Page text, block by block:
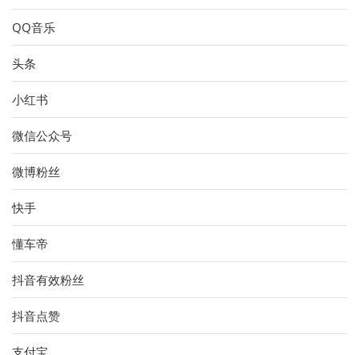
QQ音乐
头条
小红书
微信公众号
微博粉丝
快手
懂车帝
抖音有效粉丝
抖音点赞
支付宝